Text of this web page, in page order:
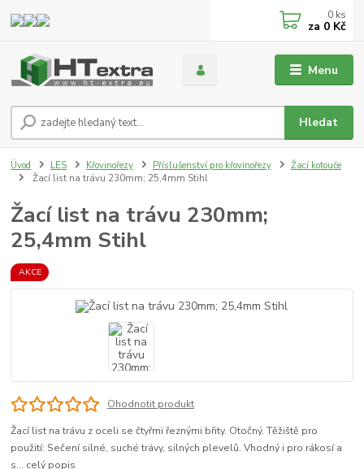
Menu
Hledat
0 ks
za 0 Kč
Úvod LES Křovinořezy Příslušenství pro křovinořezy
Žací kotouče
Žací list na trávu 230mm; 25,4mm Stihl
Žací list na trávu 230mm;
25,4mm Stihl
AKCE
Ohodnotit produkt
Žací list na trávu z oceli se čtyřmi řeznými břity. Otočný. Těžiště pro
použití: Sečení silné, suché trávy, silných plevelů. Vhodný i pro rákosí a
s... celý popis